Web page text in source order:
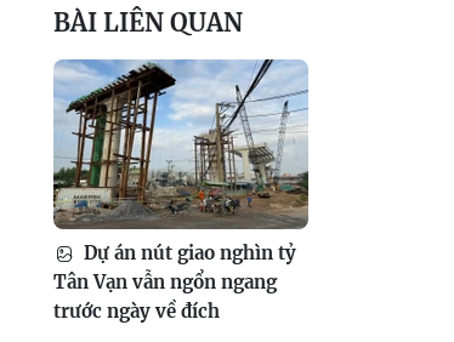
BÀI LIÊN QUAN
Dự án nút giao nghìn tỷ
Tân Vạn vẫn ngổn ngang
trước ngày về đích